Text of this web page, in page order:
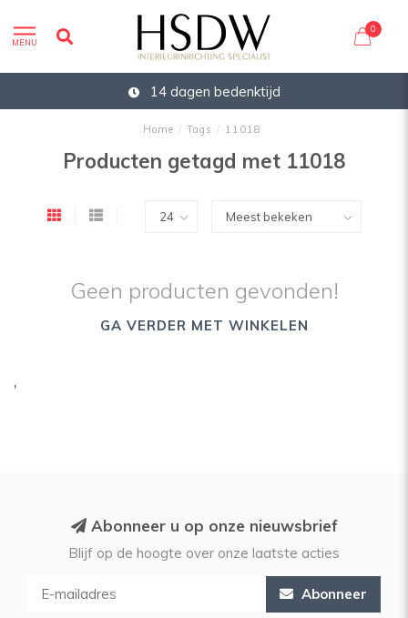
MENU
0
14 dagen bedenktijd
Home / Tags / 11018
Producten getagd met 11018
Geen producten gevonden!
GA VERDER MET WINKELEN
'
Abonneer u op onze nieuwsbrief
Blijf op de hoogte over onze laatste acties
Abonneer